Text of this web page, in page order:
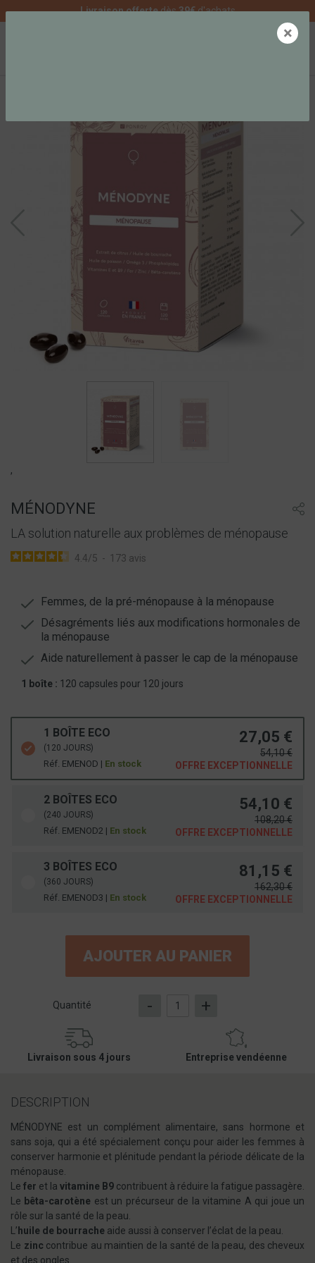
Livraison offertedès39€d'achats
MÉNODYNE
LA solution naturelle aux problèmes de ménopause
4.4/5 - 173 avis
Femmes, de la pré-ménopause à la ménopause
Désagréments liés aux modifications hormonales de
la ménopause
Aide naturellement à passer le cap de la ménopause
1 boîte : 120 capsules pour 120 jours
1 BOÎTE ECO
(120 JOURS)
Réf. EMENOD | En stock
27,05 €
54,10 €
OFFRE EXCEPTIONNELLE
2 BOÎTES ECO
(240 JOURS)
Réf. EMENOD2 | En stock
54,10 €
108,20 €
OFFRE EXCEPTIONNELLE
3 BOÎTES ECO
(360 JOURS)
Réf. EMENOD3 | En stock
81,15 €
162,30 €
OFFRE EXCEPTIONNELLE
AJOUTER AU PANIER
Quantité - +
Livraison sous 4 jours Entreprise vendéenne
,
DESCRIPTION
MÉNODYNE est un complément alimentaire, sans hormone et
sans soja, qui a été spécialement conçu pour aider les femmes à
conserver harmonie et plénitude pendant la période délicate de la
ménopause.
Le fer et la vitamine B9 contribuent à réduire la fatigue passagère.
Le bêta-carotène est un précurseur de la vitamine A qui joue un
rôle sur la santé de la peau.
L’ huile de bourrache aide aussi à conserver l’éclat de la peau.
Le zinc contribue au maintien de la santé de la peau, des cheveux
et des ongles.
×